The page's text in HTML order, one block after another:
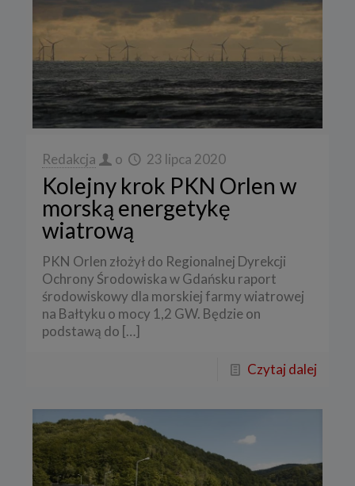
Redakcja o 23 lipca 2020
Kolejny krok PKN Orlen w
morską energetykę
wiatrową
PKN Orlen złożył do Regionalnej Dyrekcji
Ochrony Środowiska w Gdańsku raport
środowiskowy dla morskiej farmy wiatrowej
na Bałtyku o mocy 1,2 GW. Będzie on
podstawą do […]
Czytaj dalej